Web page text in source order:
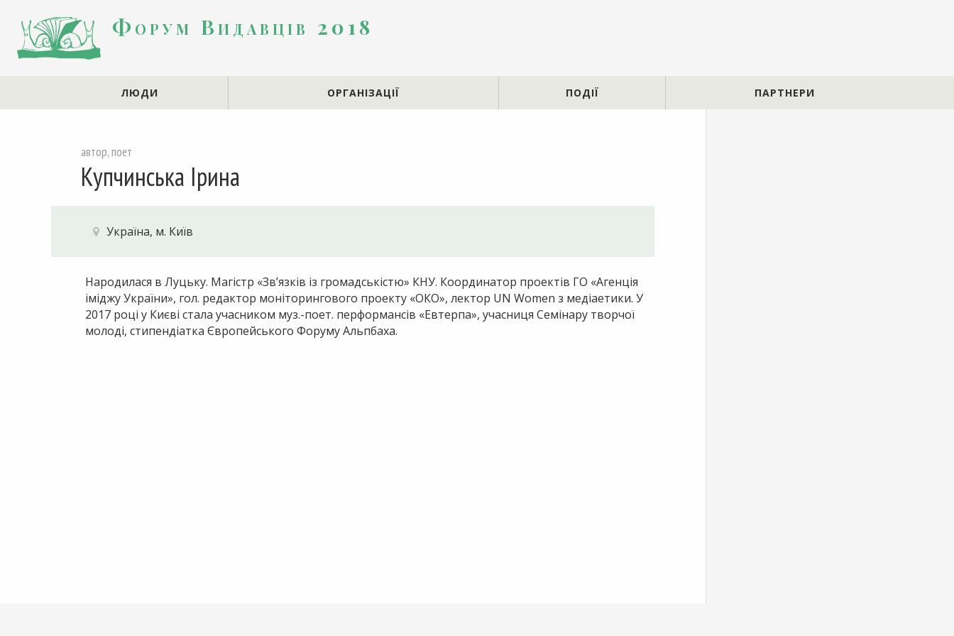
Форум Видавців 2018
ЛЮДИ ОРГАНІЗАЦІЇ ПОДІЇ ПАРТНЕРИ
автор, поет
Купчинська Ірина
Україна, м. Київ
Народилася в Луцьку. Магістр «Зв’язків із громадськістю» КНУ. Координатор проектів ГО «Агенція
іміджу України», гол. редактор моніторингового проекту «ОКО», лектор UN Women з медіаетики. У
2017 році у Києві стала учасником муз.-поет. перформансів «Евтерпа», учасниця Семінару творчої
молоді, стипендіатка Європейського Форуму Альпбаха.